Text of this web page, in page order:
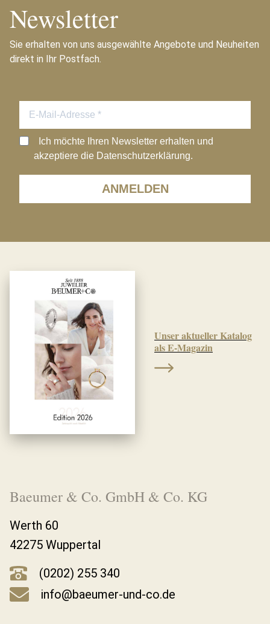
Newsletter
Sie erhalten von uns ausgewählte Angebote und Neuheiten
direkt in Ihr Postfach.
ANMELDEN
Ich möchte Ihren Newsletter erhalten und
akzeptiere die Datenschutzerklärung.
Unser aktueller Katalog
als E-Magazin
Baeumer & Co. GmbH & Co. KG
Werth 60
42275 Wuppertal
(0202) 255 340
info@baeumer-und-co.de